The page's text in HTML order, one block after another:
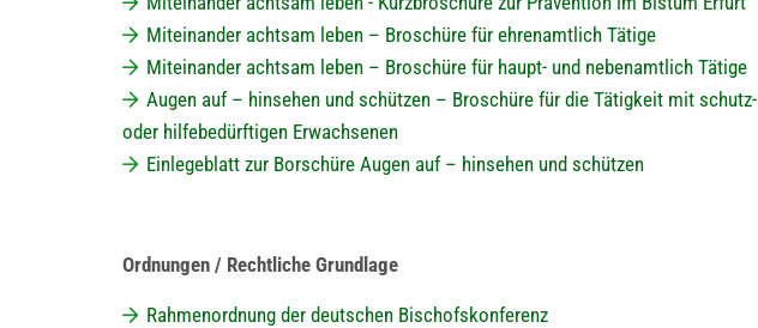
Miteinander achtsam leben – Broschüre für ehrenamtlich Tätige
Miteinander achtsam leben – Broschüre für haupt- und nebenamtlich Tätige
Augen auf – hinsehen und schützen – Broschüre für die Tätigkeit mit schutz-
oder hilfebedürftigen Erwachsenen
Einlegeblatt zur Borschüre Augen auf – hinsehen und schützen
Ordnungen / Rechtliche Grundlage
Rahmenordnung der deutschen Bischofskonferenz